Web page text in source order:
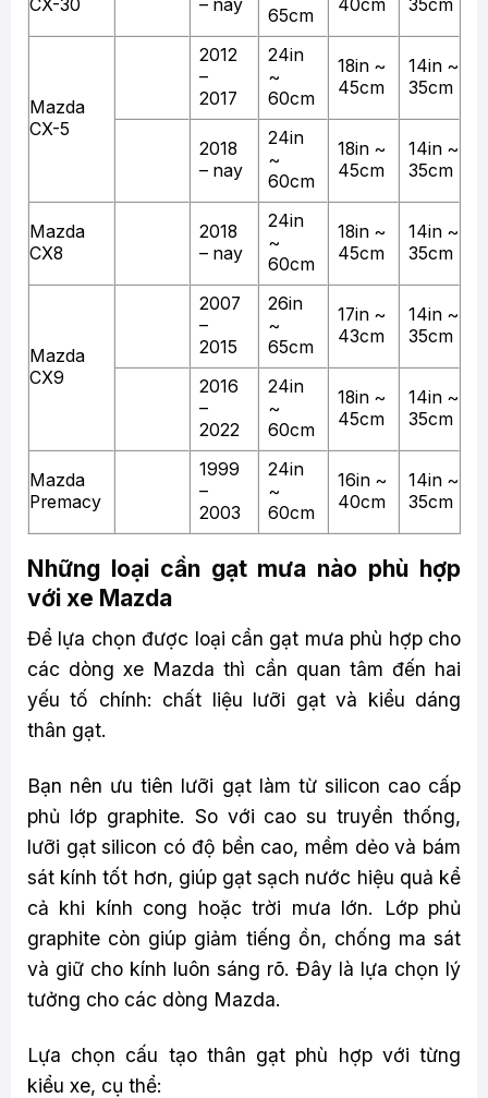
CX-30
– nay
65cm
40cm
35cm
Mazda
CX-5
2012
–
2017
24in
~
60cm
18in ~
45cm
14in ~
35cm
2018
– nay
24in
~
60cm
18in ~
45cm
14in ~
35cm
Mazda
CX8
2018
– nay
24in
~
60cm
18in ~
45cm
14in ~
35cm
Mazda
CX9
2007
–
2015
26in
~
65cm
17in ~
43cm
14in ~
35cm
2016
–
2022
24in
~
60cm
18in ~
45cm
14in ~
35cm
Mazda
Premacy
1999
–
2003
24in
~
60cm
16in ~
40cm
14in ~
35cm
Những loại cần gạt mưa nào phù hợp
với xe Mazda
Để lựa chọn được loại cần gạt mưa phù hợp cho
các dòng xe Mazda thì cần quan tâm đến hai
yếu tố chính: chất liệu lưỡi gạt và kiểu dáng
thân gạt.
Bạn nên ưu tiên lưỡi gạt làm từ silicon cao cấp
phủ lớp graphite. So với cao su truyền thống,
lưỡi gạt silicon có độ bền cao, mềm dẻo và bám
sát kính tốt hơn, giúp gạt sạch nước hiệu quả kể
cả khi kính cong hoặc trời mưa lớn. Lớp phủ
graphite còn giúp giảm tiếng ồn, chống ma sát
và giữ cho kính luôn sáng rõ. Đây là lựa chọn lý
tưởng cho các dòng Mazda.
Lựa chọn cấu tạo thân gạt phù hợp với từng
kiểu xe, cụ thể: